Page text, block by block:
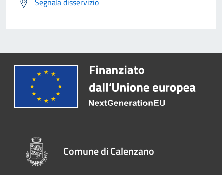
Segnala disservizio
Comune di Calenzano